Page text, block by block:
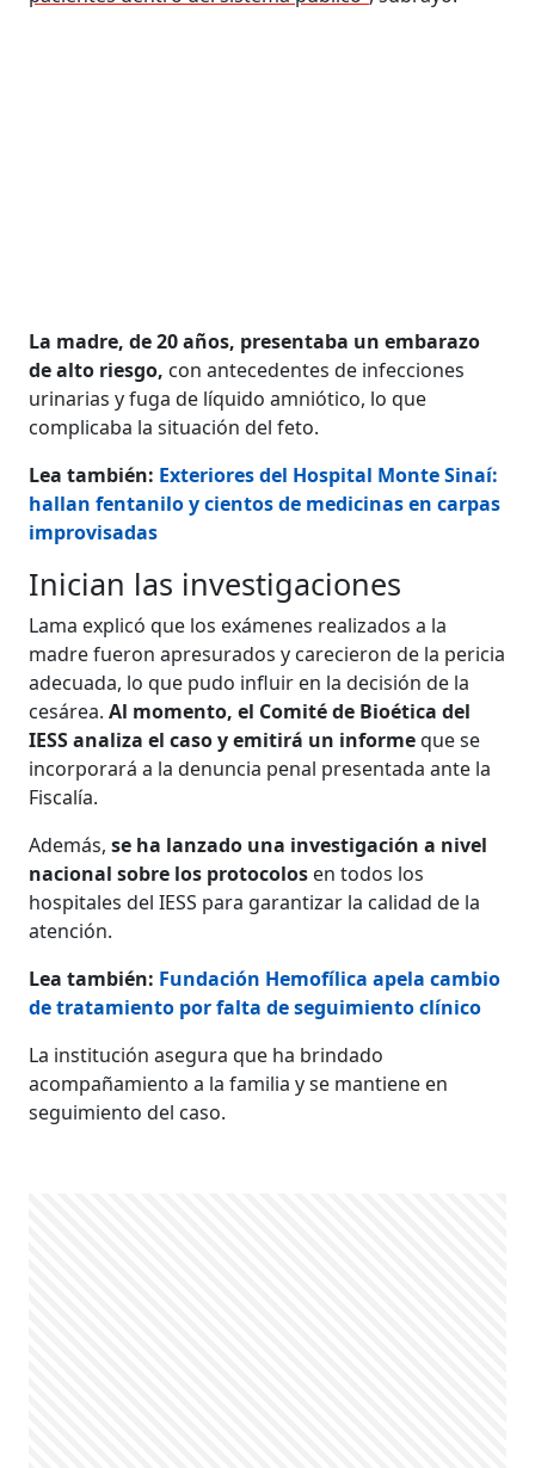
La madre, de 20 años, presentaba un embarazo
de alto riesgo, con antecedentes de infecciones
urinarias y fuga de líquido amniótico, lo que
complicaba la situación del feto.
Lea también: Exteriores del Hospital Monte Sinaí:
hallan fentanilo y cientos de medicinas en carpas
improvisadas
Inician las investigaciones
Lama explicó que los exámenes realizados a la
madre fueron apresurados y carecieron de la pericia
adecuada, lo que pudo influir en la decisión de la
cesárea.Al momento, el Comité de Bioética del
IESS analiza el caso y emitirá un informeque se
incorporará a la denuncia penal presentada ante la
Fiscalía.
Además,se ha lanzado una investigación a nivel
nacional sobre los protocolos en todos los
hospitales del IESS para garantizar la calidad de la
atención.
Lea también: Fundación Hemofílica apela cambio
de tratamiento por falta de seguimiento clínico​​​​​
La institución asegura que ha brindado
acompañamiento a la familia y se mantiene en
seguimiento del caso.